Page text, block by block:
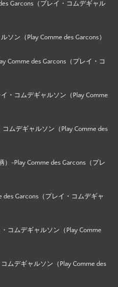
Garcons（プレイ・コムデギャル
ソン（Play Comme des Garcons）
Comme des Garcons（プレイ・コ
・コムデギャルソン（Play Comme
ムデギャルソン（Play Comme des
-Play Comme des Garcons（プレ
des Garcons（プレイ・コムデギャ
コムデギャルソン（Play Comme
ムデギャルソン（Play Comme des